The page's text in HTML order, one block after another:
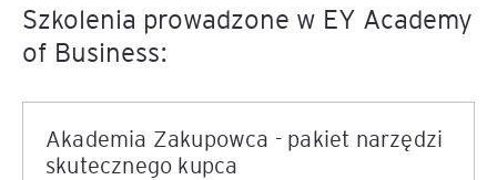
Szkolenia prowadzone w EY Academy
of Business:
Akademia Zakupowca - pakiet narzędzi
skutecznego kupca